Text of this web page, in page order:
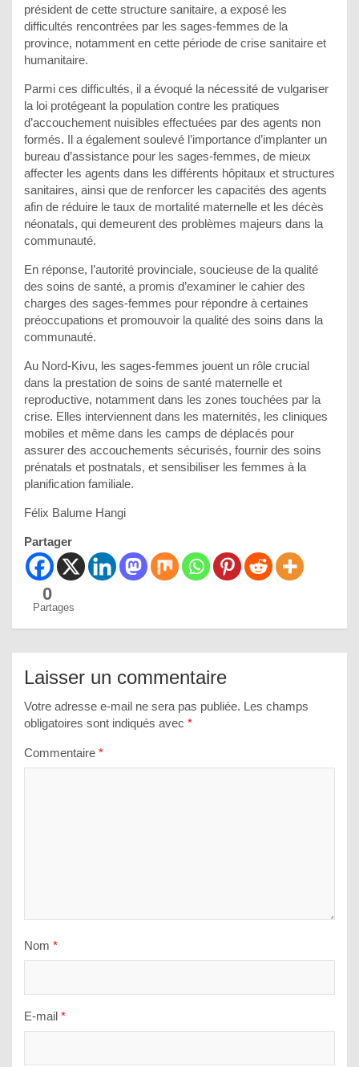
président de cette structure sanitaire, a exposé les
difficultés rencontrées par les sages-femmes de la
province, notamment en cette période de crise sanitaire et
humanitaire.
Parmi ces difficultés, il a évoqué la nécessité de vulgariser
la loi protégeant la population contre les pratiques
d’accouchement nuisibles effectuées par des agents non
formés. Il a également soulevé l’importance d’implanter un
bureau d’assistance pour les sages-femmes, de mieux
affecter les agents dans les différents hôpitaux et structures
sanitaires, ainsi que de renforcer les capacités des agents
afin de réduire le taux de mortalité maternelle et les décès
néonatals, qui demeurent des problèmes majeurs dans la
communauté.
En réponse, l’autorité provinciale, soucieuse de la qualité
des soins de santé, a promis d’examiner le cahier des
charges des sages-femmes pour répondre à certaines
préoccupations et promouvoir la qualité des soins dans la
communauté.
Au Nord-Kivu, les sages-femmes jouent un rôle crucial
dans la prestation de soins de santé maternelle et
reproductive, notamment dans les zones touchées par la
crise. Elles interviennent dans les maternités, les cliniques
mobiles et même dans les camps de déplacés pour
assurer des accouchements sécurisés, fournir des soins
prénatals et postnatals, et sensibiliser les femmes à la
planification familiale.
Félix Balume Hangi
Partager
0
Partages
Laisser un commentaire
Votre adresse e-mail ne sera pas publiée. Les champs
obligatoires sont indiqués avec *
Commentaire *
Nom *
E-mail *